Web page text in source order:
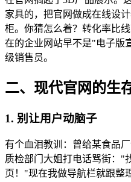
家具的，把官网做成在线设
柜。你猜怎么着？转化率比
在的企业网站早不是"电子版
级销售员。
二、现代官网的生
1. 别让用户动脑子
有个血泪教训：曾给某食品
质检部门大姐打电话骂街："
页！"现在我做导航栏就跟